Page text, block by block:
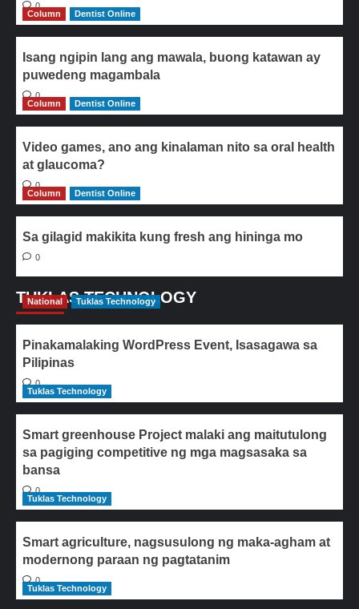
0
Column
Dentist Online
Isang ngipin lang ang mawala, buong katawan ay
puwedeng magambala
0
Column
Dentist Online
Video games, ano ang kinalaman nito sa oral health
at glaucoma?
0
Column
Dentist Online
Sa gilagid makikita kung fresh ang hininga mo
0
TUKLAS TECHNOLOGY
National Tuklas Technology
Pinakamalaking WordPress Event, Isasagawa sa
Pilipinas
0
Tuklas Technology
Smart greenhouse Project malaki ang maitutulong
sa pagiging competitive ng mga magsasaka sa
bansa
0
Tuklas Technology
Smart agriculture, nagsusulong ng maka-agham at
modernong paraan ng pagtatanim
0
Tuklas Technology